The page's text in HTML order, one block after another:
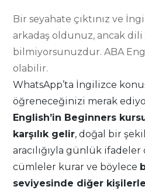
Bir seyahate çıktınız ve
arkadaş oldunuz, ancak
bilmiyorsunuzdur. ABA
olabilir.
WhatsApp’ta İngilizce
öğreneceğinizi merak
English’in Beginners
karşılık gelir, doğal bir
aracılığıyla günlük
cümleler kurar ve böylece
seviyesinde diğer